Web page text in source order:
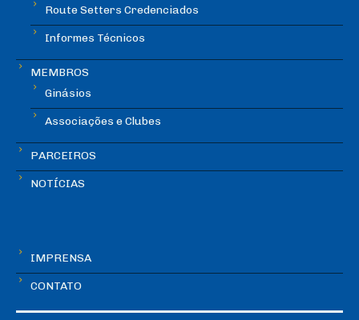
Route Setters Credenciados
Informes Técnicos
MEMBROS
Ginásios
Associações e Clubes
PARCEIROS
NOTÍCIAS
IMPRENSA
CONTATO